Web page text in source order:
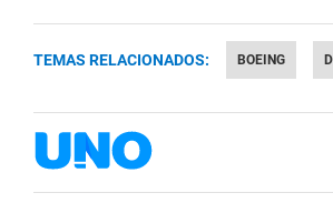
TEMAS RELACIONADOS: BOEING